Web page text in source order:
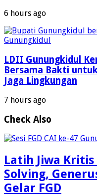
6 hours ago
LDII Gunungkidul
Bersama Bakti
Jaga Lingkungan
7 hours ago
Check Also
Latih Jiwa
Solving,
Gelar FGD